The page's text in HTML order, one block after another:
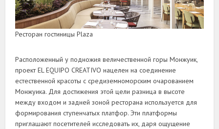
Ресторан гостиницы Plaza
Расположенный у подножия величественной горы Монжуик,
проект EL EQUIPO CREATIVO нацелен на соединение
естественной красоты с средиземноморским очарованием
Монжуика. Для достижения этой цели разница в высоте
между входом и задней зоной ресторана используется для
формирования ступенчатых платфор. Эти платформы
приглашают посетителей исследовать их, даря ощущение